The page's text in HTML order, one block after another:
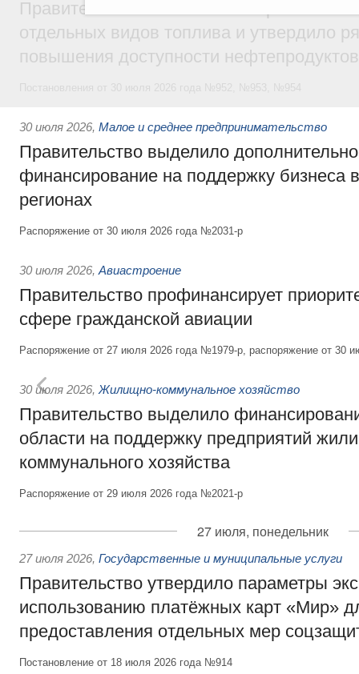
Правительство ввело новый временный
отдельных видов топлива и утвердило
повышения доступности нефтепродуктов
30 июля 2026, Малое и среднее предпринимательство
Правительство выделило
финансирование на поддержку бизнеса
регионах
Распоряжение от 30 июля 2026 года №2031-р
30 июля 2026, Авиастроение
Правительство профинансирует
сфере гражданской авиации
Распоряжение от 27 июля 2026 года №1979-р, распоряжение от 30
30 июля 2026, Жилищно-коммунальное хозяйство
Правительство выделило
области на поддержку предприятий
коммунального хозяйства
Распоряжение от 29 июля 2026 года №2021-р
27 июля, понедельник
27 июля 2026, Государственные и муниципальные услуги
Правительство утвердило параметры
использованию платёжных карт «Мир»
предоставления отдельных мер
Постановление от 18 июля 2026 года №914